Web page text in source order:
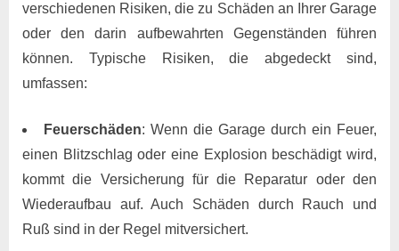
verschiedenen Risiken, die zu Schäden an Ihrer Garage
oder den darin aufbewahrten Gegenständen führen
können. Typische Risiken, die abgedeckt sind,
umfassen:
Feuerschäden: Wenn die Garage durch ein Feuer,
einen Blitzschlag oder eine Explosion beschädigt wird,
kommt die Versicherung für die Reparatur oder den
Wiederaufbau auf. Auch Schäden durch Rauch und
Ruß sind in der Regel mitversichert.